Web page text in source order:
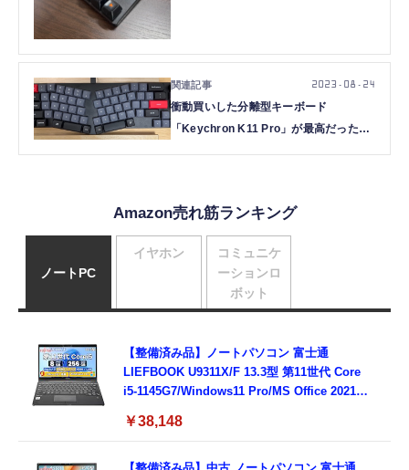
衝動買いした分離型キーボード
「Keychron K11 Pro」が最高だった。
2023.08.24
Amazon売れ筋ランキング
ノートPC
【整備済み品】ノートパソコン 富士通
LIEFBOOK U9311X/F 13.3型 第11世代 Core
i5-1145G7/Windows11 Pro/MS Office 2021搭
Type-C/360度回転対応/有線静音マウス付
￥38,148
イヤホン
コミュニケ
ーションロ
ボット